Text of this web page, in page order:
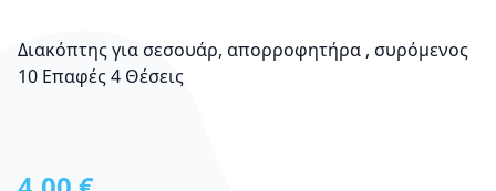
Διακόπτης για σεσουάρ, απορροφητήρα , συρόμενος
10 Επαφές 4 Θέσεις